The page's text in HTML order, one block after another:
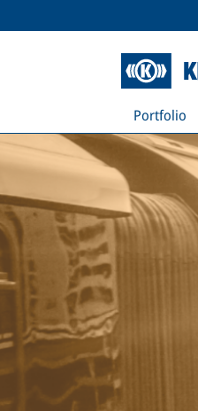
Portfolio